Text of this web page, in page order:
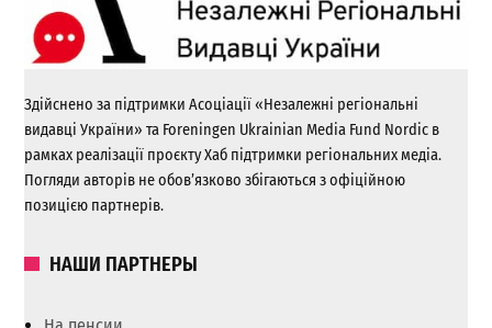
Здійснено за підтримки Асоціації «Незалежні регіональні
видавці України» та Foreningen Ukrainian Media Fund Nordic в
рамках реалізації проєкту Хаб підтримки регіональних медіа.
Погляди авторів не обов’язково збігаються з офіційною
позицією партнерів.
НАШИ ПАРТНЕРЫ